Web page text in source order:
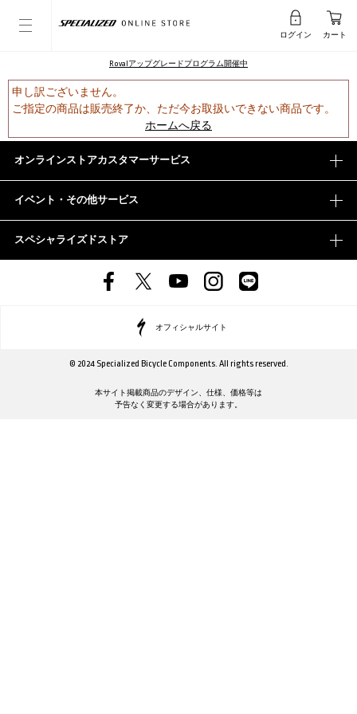
ログイン カート
Rovalアップグレードプログラム開催中
申し訳ございません。
ご指定の商品は販売終了か、ただ今お取扱いできない商品です。
ホームへ戻る
オンラインストアカスタマーサービス
イベント・その他サービス
スペシャライズドストア
オフィシャルサイト
© 2024 Specialized Bicycle Components. All rights reserved.
本サイト掲載商品のデザイン、仕様、価格等は
予告なく変更する場合があります。